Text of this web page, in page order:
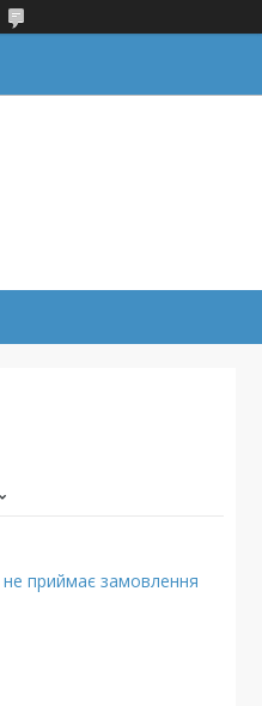
приймає замовлення